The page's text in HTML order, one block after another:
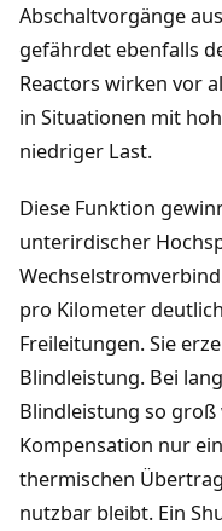
Abschaltvorgänge
gefährdet ebenfalls
Reactors wirken vor
in Situationen mit
niedriger Last.
Diese Funktion
unterirdischer
pro Kilometer
Freileitungen. Sie
Blindleistung. Bei
Blindleistung so groß
Kompensation nur
thermischen
nutzbar bleibt. Ein